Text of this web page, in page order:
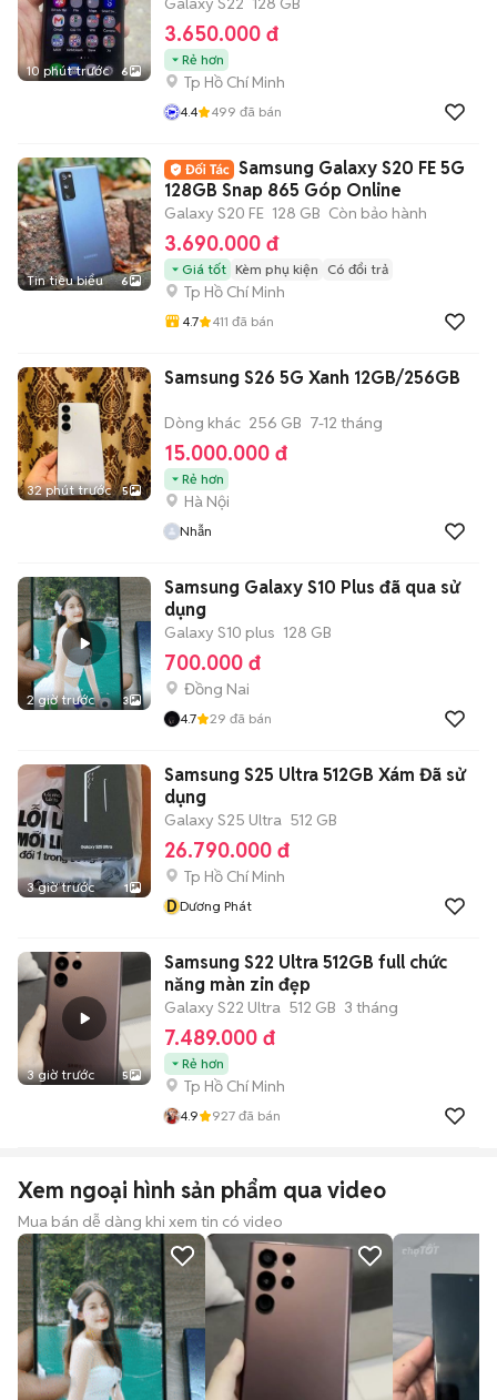
10 phút trước 6
3.650.000 đ
Rẻ hơn
Tp Hồ Chí Minh
4.4 499 đã bán
Tin tiêu biểu 6
Samsung Galaxy S20 FE 5G
128GB Snap 865 Góp Online
Galaxy S20 FE 128 GB Còn bảo hành
3.690.000 đ
Giá tốt Kèm phụ kiện Có đổi trả
Tp Hồ Chí Minh
4.7 411 đã bán
32 phút trước 5
Samsung S26 5G Xanh 12GB/256GB
Dòng khác 256 GB 7-12 tháng
15.000.000 đ
Rẻ hơn
Hà Nội
Nhẫn
2 giờ trước 3
Samsung Galaxy S10 Plus đã qua sử
dụng
Galaxy S10 plus 128 GB
700.000 đ
Đồng Nai
4.7 29 đã bán
3 giờ trước 1
Samsung S25 Ultra 512GB Xám Đã sử
dụng
Galaxy S25 Ultra 512 GB
26.790.000 đ
Tp Hồ Chí Minh
DDương Phát
3 giờ trước 5
Samsung S22 Ultra 512GB full chức
năng màn zin đẹp
Galaxy S22 Ultra 512 GB 3 tháng
7.489.000 đ
Rẻ hơn
Tp Hồ Chí Minh
4.9 927 đã bán
Xem ngoại hình sản phẩm qua video
Mua bán dễ dàng khi xem tin có video